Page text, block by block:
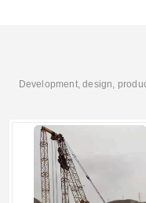
Development, design,